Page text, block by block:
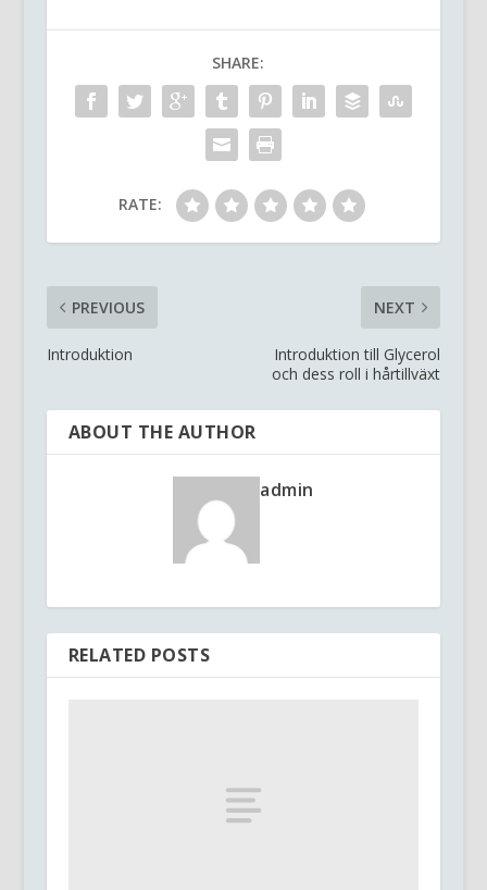
SHARE:
RATE:
PREVIOUS
Introduktion
NEXT
Introduktion till Glycerol
och dess roll i hårtillväxt
ABOUT THE AUTHOR
admin
RELATED POSTS